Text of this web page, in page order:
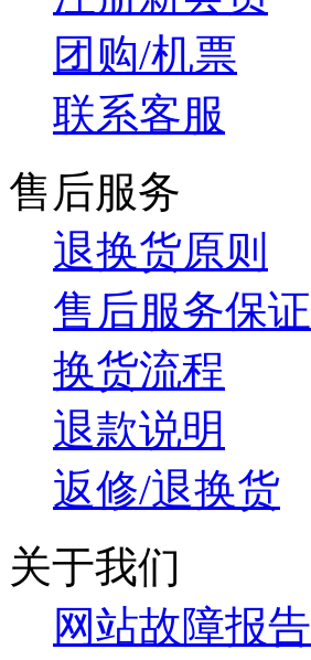
团购/机票
联系客服
售后服务
退换货原则
售后服务保证
换货流程
退款说明
返修/退换货
关于我们
网站故障报告